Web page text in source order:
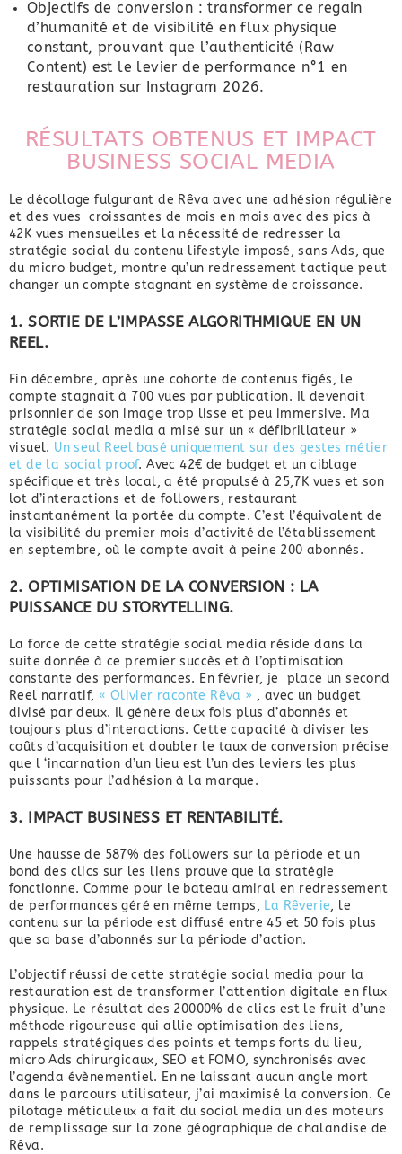
Objectifs de conversion : transformer ce regain
d’humanité et de visibilité en flux physique
constant, prouvant que l’authenticité (Raw
Content) est le levier de performance n°1 en
restauration sur Instagram 2026.
RÉSULTATS OBTENUS ET IMPACT
BUSINESS SOCIAL MEDIA
Le décollage fulgurant de Rêva avec une adhésion régulière
et des vues croissantes de mois en mois avec des pics à
42K vues mensuelles et la nécessité de redresser la
stratégie social du contenu lifestyle imposé, sans Ads, que
du micro budget, montre qu’un redressement tactique peut
changer un compte stagnant en système de croissance.
1. SORTIE DE L’IMPASSE ALGORITHMIQUE EN UN
REEL.
Fin décembre, après une cohorte de contenus figés, le
compte stagnait à 700 vues par publication. Il devenait
prisonnier de son image trop lisse et peu immersive. Ma
stratégie social media a misé sur un « défibrillateur »
visuel. Un seul Reel basé uniquement sur des gestes métier
et de la social proof. Avec 42€ de budget et un ciblage
spécifique et très local, a été propulsé à 25,7K vues et son
lot d’interactions et de followers, restaurant
instantanément la portée du compte. C’est l’équivalent de
la visibilité du premier mois d’activité de l’établissement
en septembre, où le compte avait à peine 200 abonnés.
2. OPTIMISATION DE LA CONVERSION : LA
PUISSANCE DU STORYTELLING.
La force de cette stratégie social media réside dans la
suite donnée à ce premier succès et à l’optimisation
constante des performances. En février, je place un second
Reel narratif, « Olivier raconte Rêva » , avec un budget
divisé par deux. Il génère deux fois plus d’abonnés et
toujours plus d’interactions. Cette capacité à diviser les
coûts d’acquisition et doubler le taux de conversion précise
que l ‘incarnation d’un lieu est l’un des leviers les plus
puissants pour l’adhésion à la marque.
3. IMPACT BUSINESS ET RENTABILITÉ.
Une hausse de 587% des followers sur la période et un
bond des clics sur les liens prouve que la stratégie
fonctionne. Comme pour le bateau amiral en redressement
de performances géré en même temps, La Rêverie, le
contenu sur la période est diffusé entre 45 et 50 fois plus
que sa base d’abonnés sur la période d’action.
L’objectif réussi de cette stratégie social media pour la
restauration est de transformer l’attention digitale en flux
physique. Le résultat des 20000% de clics est le fruit d’une
méthode rigoureuse qui allie optimisation des liens,
rappels stratégiques des points et temps forts du lieu,
micro Ads chirurgicaux, SEO et FOMO, synchronisés avec
l’agenda évènementiel. En ne laissant aucun angle mort
dans le parcours utilisateur, j’ai maximisé la conversion. Ce
pilotage méticuleux a fait du social media un des moteurs
de remplissage sur la zone géographique de chalandise de
Rêva.